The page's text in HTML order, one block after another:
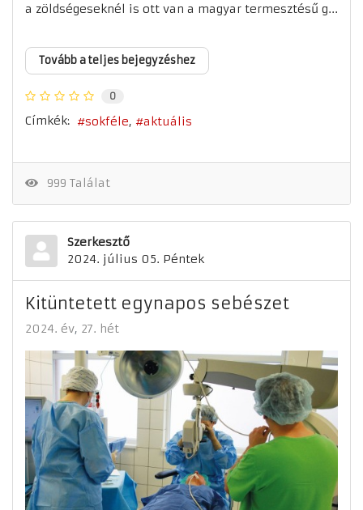
a zöldségeseknél is ott van a magyar termesztésű g...
Tovább a teljes bejegyzéshez
0
Címkék: sokféle aktuális
999 Találat
Szerkesztő
2024. július 05. Péntek
Kitüntetett egynapos sebészet
2024. év 27. hét